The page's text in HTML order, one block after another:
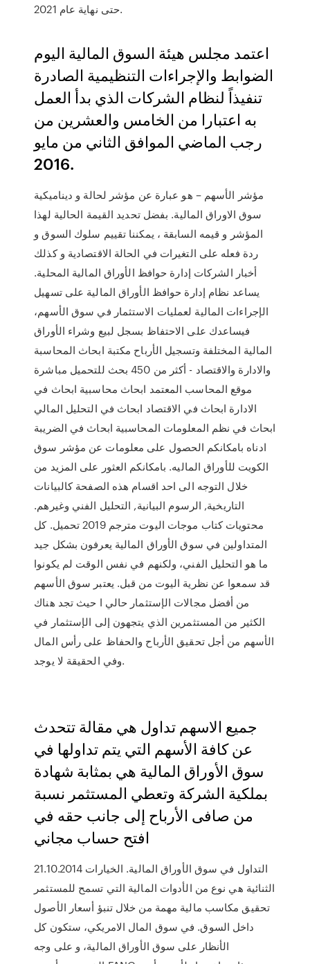
حتى نهاية عام 2021.
اعتمد مجلس هيئة السوق المالية اليوم
الضوابط والإجراءات التنظيمية الصادرة
تنفيذاً لنظام الشركات الذي بدأ العمل
به اعتبارا من الخامس والعشرين من
رجب الماضي الموافق الثاني من مايو
2016.
مؤشر الأسهم – هو عبارة عن مؤشر لحالة و ديناميكية
سوق الاوراق المالية. بفضل تحديد القيمة الحالية لهذا
المؤشر و قيمه السابقة ، يمكننا تقييم سلوك السوق و
ردة فعله على التغيرات في الحالة الاقتصادية و كذلك
أخبار الشركات إدارة حوافظ الأوراق المالية المحلية.
يساعد نظام إدارة حوافظ الأوراق المالية على تسهيل
الإجراءات المالية لعمليات الاستثمار في سوق الأسهم،
فيساعدك على الاحتفاظ بسجل لبيع وشراء الأوراق
المالية المختلفة وتسجيل الأرباح مكتبة ابحاث المحاسبة
والادارة والاقتصاد - أكثر من 450 بحث للتحميل مباشرة
موقع المحاسب المعتمد ابحاث محاسبية ابحاث في
الادارة ابحاث في الاقتصاد ابحاث في التحليل المالي
ابحاث في نظم المعلومات المحاسبية ابحاث في الضريبة
ادناه بامكانكم الحصول على معلومات عن مؤشر سوق
الكويت للأوراق الماليه. بامكانكم العثور على المزيد من
خلال التوجه الى احد اقسام هذه الصفحة كالبيانات
التاريخية, الرسوم البيانية, التحليل الفني وغيرهم.
محتويات كتاب موجات اليوت مترجم 2019 تحميل. كل
المتداولين في سوق الأوراق المالية يعرفون بشكل جيد
ما هو التحليل الفني، ولكنهم في نفس الوقت لم يكونوا
قد سمعوا عن نظرية اليوت من قبل. يعتبر سوق الأسهم
من أفضل مجالات الإستثمار حالي ا حيث تجد هناك
الكثير من المستثمرين الذي يتجهون إلى الإستثمار في
الأسهم من أجل تحقيق الأرباح والحفاظ على رأس المال
وفي الحقيقة لا يوجد.
جميع الاسهم تداول هي مقالة تتحدث
عن كافة الأسهم التي يتم تداولها في
سوق الأوراق المالية هي بمثابة شهادة
بملكية الشركة وتعطي المستثمر نسبة
من صافى الأرباح إلى جانب حقه في
افتح حساب مجاني
21.10.2014 التداول في سوق الأوراق المالية. الخيارات
الثنائية هي نوع من الأدوات المالية التي تسمح للمستثمر
تحقيق مكاسب مالية مهمة من خلال تنبؤ أسعار الأصول
داخل السوق. في سوق المال الامريكي، ستكون كل
الأنظار على سوق الأوراق المالية، و على وجه